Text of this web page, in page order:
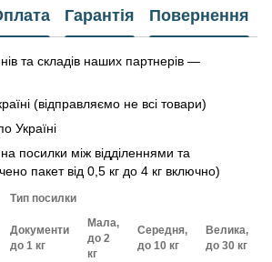
Гарантія Повернення
та складів наших партнерів —
(відправляємо не всі товари)
Україні
посилки між відділеннями та
пакет від 0,5 кг до 4 кг включно)
Тип посилки
Документи
до 1 кг
Мала,
до 2
кг
Середня,
до 10 кг
Велика,
до 30 кг